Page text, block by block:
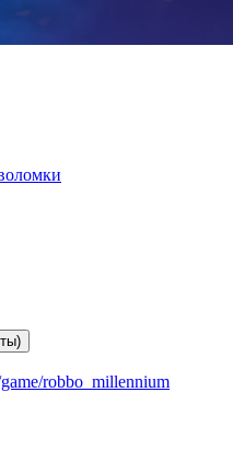
robbo_millennium